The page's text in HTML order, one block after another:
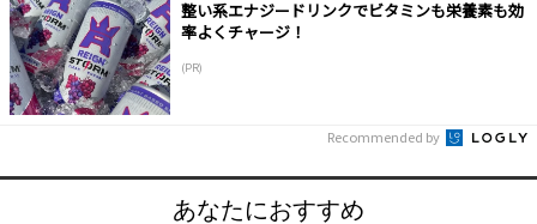
整い系エナジードリンクでビタミンも栄養素も効
率よくチャージ！
(PR)
Recommended by
あなたにおすすめ